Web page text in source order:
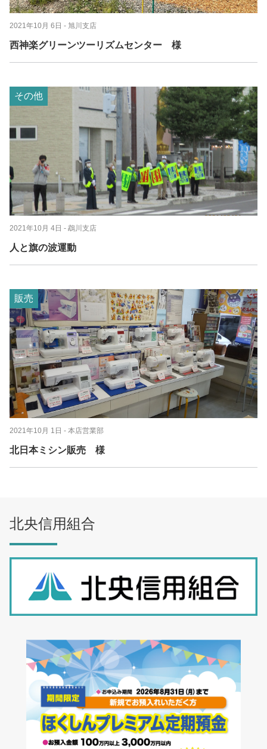
2021年10月 6日 - 旭川支店
西神楽グリーンツーリズムセンター 様
その他
2021年10月 4日 - 鵡川支店
人と旗の波運動
販売
2021年10月 1日 - 本店営業部
北日本ミシン販売 様
北央信用組合